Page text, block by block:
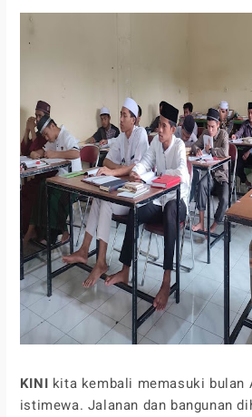
KINI kita kembali memasuki bulan
istimewa. Jalanan dan bangunan